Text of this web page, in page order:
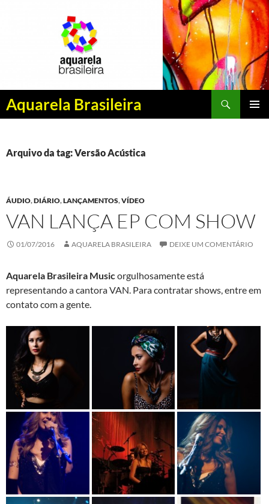
Aquarela Brasileira
Pesquisar
PULAR
CONTEÚDO
Arquivo da tag: Versão Acústica
ÁUDIO,DIÁRIO,LANÇAMENTOS,VÍDEO
VAN LANÇA EP COM SHOW
01/07/2016 AQUARELA BRASILEIRA DEIXE UM COMENTÁRIO
Aquarela Brasileira Musicorgulhosamente está
representando a cantora VAN. Para contratar shows, entre em
contato com a gente.